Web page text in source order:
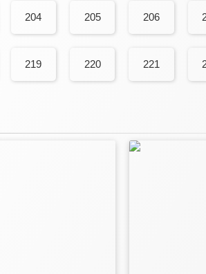
204 205 206
219 220 221